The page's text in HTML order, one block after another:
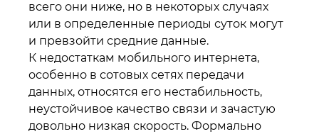
всего они ниже, но в некоторых случаях
или в определенные периоды суток могут
и превзойти средние данные.
К недостаткам мобильного интернета,
особенно в сотовых сетях передачи
данных, относятся его нестабильность,
неустойчивое качество связи и зачастую
довольно низкая скорость. Формально